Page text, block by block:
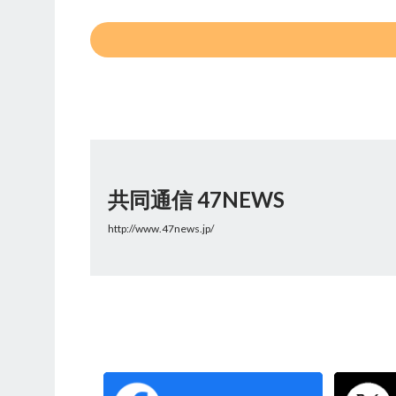
共同通信 47NEWS
http://www.47news.jp/